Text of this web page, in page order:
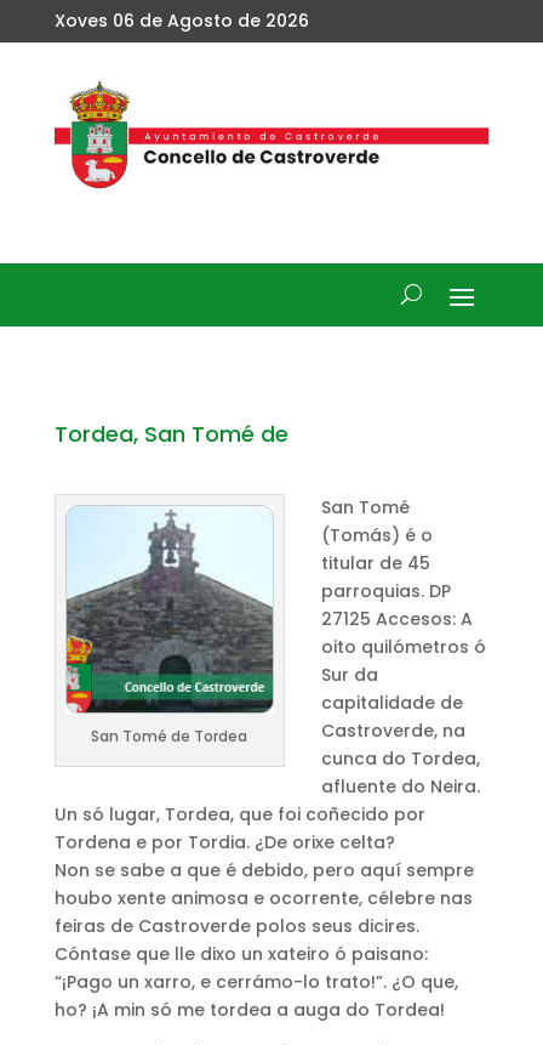
Xoves 06 de Agosto de 2026
Tordea, San Tomé de
San Tomé de Tordea
San Tomé
(Tomás) é o
titular de 45
parroquias. DP
27125 Accesos: A
oito quilómetros ó
Sur da
capitalidade de
Castroverde, na
cunca do Tordea,
afluente do Neira.
Un só lugar, Tordea, que foi coñecido por
Tordena e por Tordia. ¿De orixe celta?
Non se sabe a que é debido, pero aquí sempre
houbo xente animosa e ocorrente, célebre nas
feiras de Castroverde polos seus dicires.
Cóntase que lle dixo un xateiro ó paisano:
“¡Pago un xarro, e cerrámo-lo trato!”. ¿O que,
ho? ¡A min só me tordea a auga do Tordea!